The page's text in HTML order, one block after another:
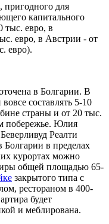
пригодного для
капитального
тыс. евро, в
евро, в Австрии - от
евро).
в Болгарии. В
составлять 5-10
страны и от 20 тыс.
побережье. Юлия
Реалти
Болгарии в пределах
курортах можно
общей площадью 65-
закрытого типа с
рестораном в 400-
будет
и меблирована.